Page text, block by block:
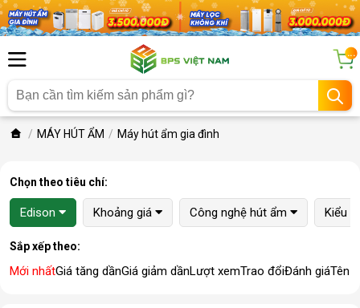
...
MÁY HÚT ẨM Máy hút ẩm gia đình
Chọn theo tiêu chí:
Edison Khoảng giá Công nghệ hút ẩm Kiểu
Sắp xếp theo:
Mới nhấtGiá tăng dầnGiá giảm dầnLượt xemTrao đổiĐánh giáTên